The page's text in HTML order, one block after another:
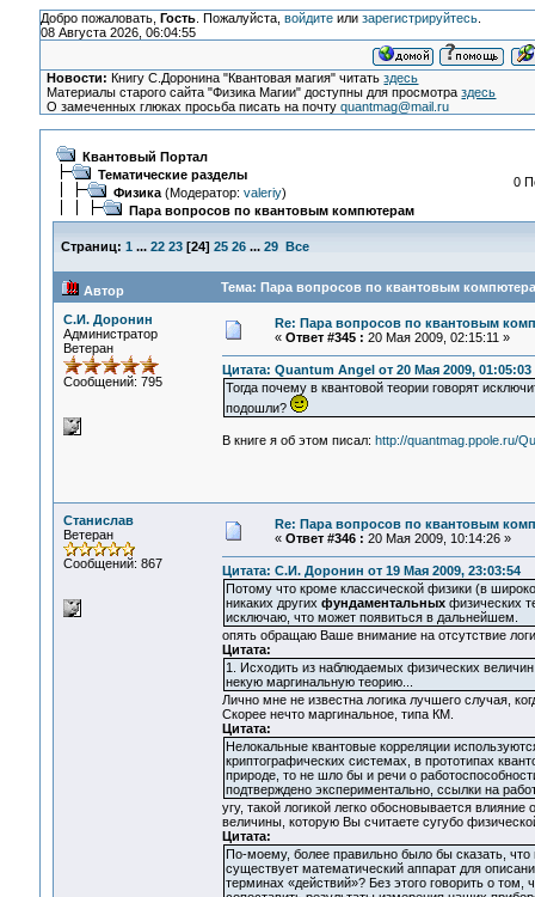
Добро пожаловать, Гость. Пожалуйста, войдитеили зарегистрируйтесь.
08 Августа 2026, 06:04:55
Новости: Книгу С.Доронина "Квантовая магия" читатьздесь
Материалы старого сайта "Физика Магии" доступны для просмотраздесь
О замеченных глюках просьба писать на почтуquantmag@mail.ru
Квантовый Портал
Тематические разделы
Физика(Модератор: valeriy)
Пара вопросов по квантовым компютерам
0
Страниц: 1 ... 22 23[24] 25 26 ... 29 Все
Автор Тема: Пара вопросов по квантовым
С.И. Доронин
Администратор
Ветеран
Сообщений: 795
Re: Пара вопросов по квантовым
« Ответ #345 : 20 Мая 2009, 02:15:11 »
Цитата: Quantum Angel от 20 Мая 2009, 01:05:03
Тогда почему в квантовой теории говорят
подошли?
В книге я об этом писал: http://quantmag.ppole.ru/
Станислав
Ветеран
Сообщений: 867
Re: Пара вопросов по квантовым
« Ответ #346 : 20 Мая 2009, 10:14:26 »
Цитата: С.И. Доронин от 19 Мая 2009, 23:03:54
Потому что кроме классической физики (в
никаких других фундаментальныхфизических
исключаю, что может появиться в дальнейшем.
опять обращаю Ваше внимание на отсутствие
Цитата:
1. Исходить из наблюдаемых физических
некую маргинальную теорию...
Лично мне не известна логика лучшего случая,
Скорее нечто маргинальное, типа КМ.
Цитата:
Нелокальные квантовые корреляции
криптографических системах, в прототипах
природе, то не шло бы и речи о
подтверждено экспериментально, ссылки на
угу, такой логикой легко обосновывается
величины, которую Вы считаете сугубо
Цитата:
По-моему, более правильно было бы сказать,
существует математический аппарат для
терминах «действий»? Без этого говорить о